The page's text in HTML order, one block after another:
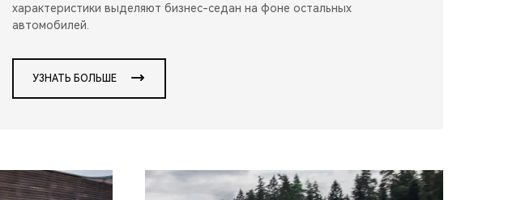
характеристики выделяют бизнес-седан на фоне остальных
автомобилей.
УЗНАТЬ БОЛЬШЕ